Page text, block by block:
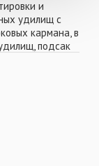
и
удилищ с
кармана, в
подсак